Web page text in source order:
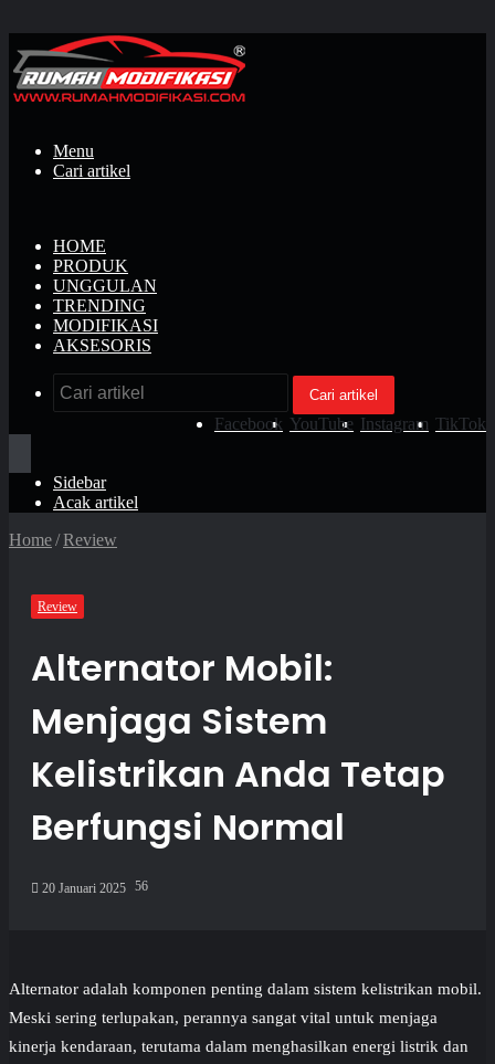
Menu
Cari artikel
HOME
PRODUK
UNGGULAN
TRENDING
MODIFIKASI
AKSESORIS
Cari artikel
TikTok
Instagram
YouTube
Facebook
Sidebar
Acak artikel
Home/Review
Review
Alternator Mobil:
Menjaga Sistem
Kelistrikan Anda Tetap
Berfungsi Normal
20 Januari 2025 56
Alternator adalah komponen penting dalam sistem kelistrikan mobil.
Meski sering terlupakan, perannya sangat vital untuk menjaga
kinerja kendaraan, terutama dalam menghasilkan energi listrik dan